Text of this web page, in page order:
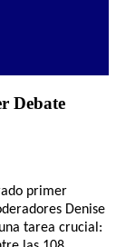
Debate
primer
Denise
tarea crucial: